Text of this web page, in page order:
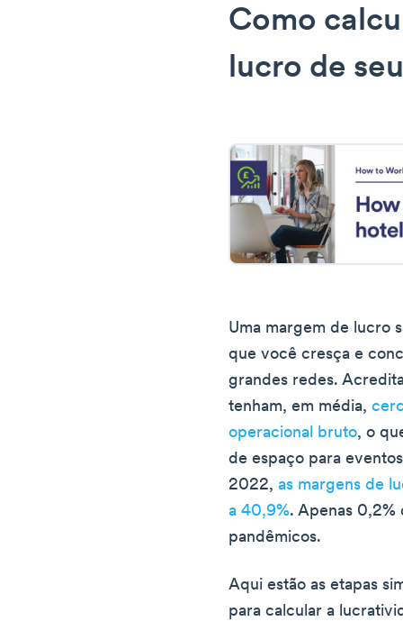
Como
lucro de
Uma margem de lucro
que você cresça e
grandes redes.
tenham, em média,
operacional bruto, o
de espaço para
2022,as margens de
a 40,9%. Apenas 0,2%
pandêmicos.
Aqui estão as etapas
para calcular a